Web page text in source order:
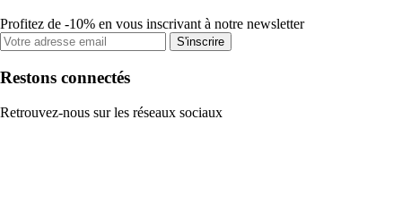
Profitez de -10% en vous inscrivant à notre newsletter
S'inscrire
Restons connectés
Retrouvez-nous sur les réseaux sociaux